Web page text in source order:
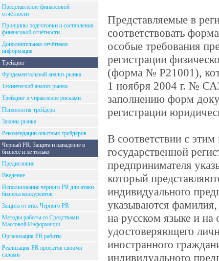
Представление финансовой
отчётности
Принципы подготовки и составления
финансовой отчётности
Дополнительная отчётнаяя
информация
Трейдинг
Фундаментальный анализ рынка
Технический анализ рынка
Трейдинг и управление рисками
Психология трейдера
Законы рынка
Рекомендации опытных трейдеров
Черный PR. Защита и нападение в
бизнесе и не только
Предисловие
Введение
Использование черного PR для атаки
бизнеса конкурентов
Защита от атак Черного PR
Методы работы со Средствами
Массовой Информации
Организация PR работы
Реализация PR проектов своими
силами
Представляемые в
соответствовать
особые требования
регистрации
(форма № Р21001),
1 ноября 2004 г. №
заполнению форм
регистрации
В соответствии с
государственной
предпринимателя
который
индивидуального
указываются
на русском языке и на
удостоверяющего
иностранного
индивидуального